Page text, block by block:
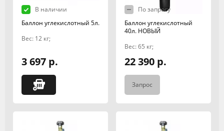
В наличии
Баллон углекислотный 5л.
Вес: 12 кг;
3 697 р.
По запросу
Баллон углекислотный
40л. НОВЫЙ
Вес: 65 кг;
22 390 р.
Запрос